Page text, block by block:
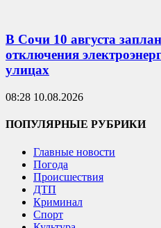
В Сочи 10 августа
отключения
улицах
08:28 10.08.2026
ПОПУЛЯРНЫЕ РУБРИКИ
Главные новости
Погода
Происшествия
ДТП
Криминал
Спорт